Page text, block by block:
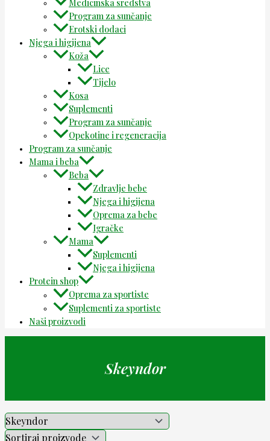
Medicinska sredstva
Program za sunčanje
Erotski dodaci
Njega i higijena
Koža
Lice
Tijelo
Kosa
Suplementi
Program za sunčanje
Opekotine i regeneracija
Program za sunčanje
Mama i beba
Beba
Zdravlje bebe
Njega i higijena
Oprema za bebe
Igračke
Mama
Suplementi
Njega i higijena
Protein shop
Oprema za sportiste
Suplementi za sportiste
Naši proizvodi
Skeyndor